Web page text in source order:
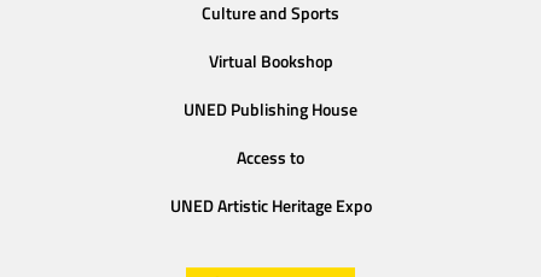
Culture and Sports
Virtual Bookshop
UNED Publishing House
Access to
UNED Artistic Heritage Expo